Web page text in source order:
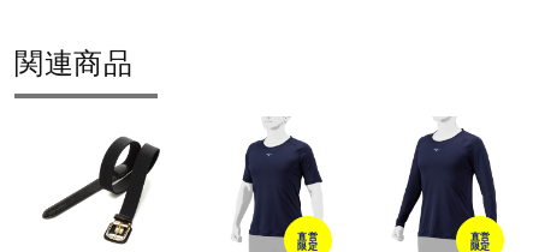
関連商品
直営
限定
直営
限定